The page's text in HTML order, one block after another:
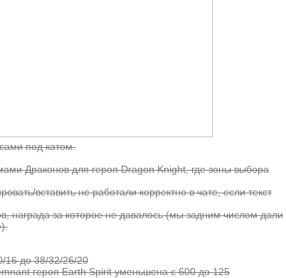
под катом.
Драконов для героя Dragon Knight, где зоны выбора
вставить не работали корректно в чате, если текст
награда за которое не давалось (мы задним числом дали
16 до 38/32/26/20
героя Earth Spirit уменьшена с 600 до 125